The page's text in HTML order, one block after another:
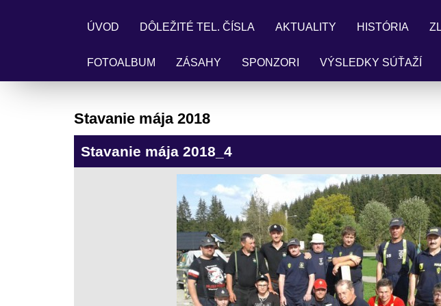
ÚVOD DÔLEŽITÉ TEL. ČÍSLA AKTUALITY HISTÓRIA
FOTOALBUM ZÁSAHY SPONZORI VÝSLEDKY SÚŤAŽÍ
Stavanie mája 2018
Stavanie mája 2018_4